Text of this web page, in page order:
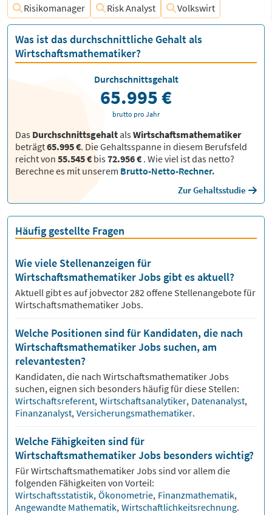
Risikomanager
Risk Analyst Volkswirt
Was ist das durchschnittliche Gehalt als
Wirtschaftsmathematiker?
Das DurchschnittsgehaltalsWirtschaftsmathematiker
beträgt65.995 €. Die Gehaltsspanne in diesem Berufsfeld
reicht von 55.545 € bis72.956 € . Wie viel ist das netto?
Berechne es mit unserem Brutto-Netto-Rechner.
Zur Gehaltsstudie
Durchschnittsgehalt
65.995 €
brutto pro Jahr
Häufig gestellte Fragen
Wie viele Stellenanzeigen für
Wirtschaftsmathematiker Jobs gibt es aktuell?
Aktuell gibt es auf jobvector282offene Stellenangebote für
Wirtschaftsmathematiker Jobs.
Welche Positionen sind für Kandidaten, die nach
Wirtschaftsmathematiker Jobs suchen, am
relevantesten?
Kandidaten, die nach WirtschaftsmathematikerJobs
suchen, eignen sich besonders häufig für diese Stellen:
Wirtschaftsreferent, Wirtschaftsanalytiker, Datenanalyst,
Finanzanalyst, Versicherungsmathematiker.
Welche Fähigkeiten sind für
Wirtschaftsmathematiker Jobs besonders wichtig?
FürWirtschaftsmathematikerJobs sind vor allem die
folgenden Fähigkeiten von Vorteil:
Wirtschaftsstatistik, Ökonometrie, Finanzmathematik,
Angewandte Mathematik, Wirtschaftlichkeitsrechnung.